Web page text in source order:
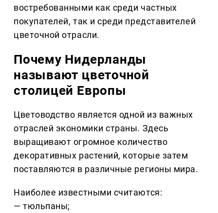
востребованными как среди частных
покупателей, так и среди представителей
цветочной отрасли.
Почему Нидерланды
называют цветочной
столицей Европы
Цветоводство является одной из важных
отраслей экономики страны. Здесь
выращивают огромное количество
декоративных растений, которые затем
поставляются в различные регионы мира.
Наиболее известными считаются:
— тюльпаны;